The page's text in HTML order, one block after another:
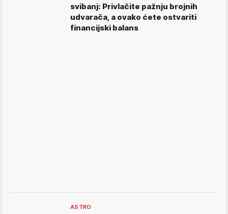
svibanj: Privlačite pažnju brojnih
udvarača, a ovako ćete ostvariti
financijski balans
ASTRO